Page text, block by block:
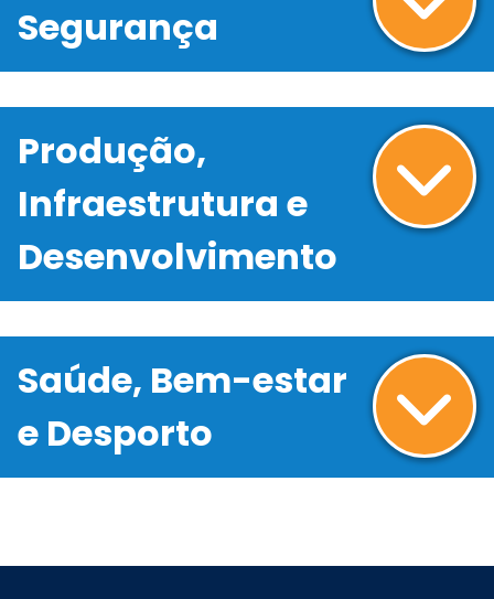
Segurança
Produção,
Infraestrutura e
Desenvolvimento
Saúde, Bem-estar
e Desporto